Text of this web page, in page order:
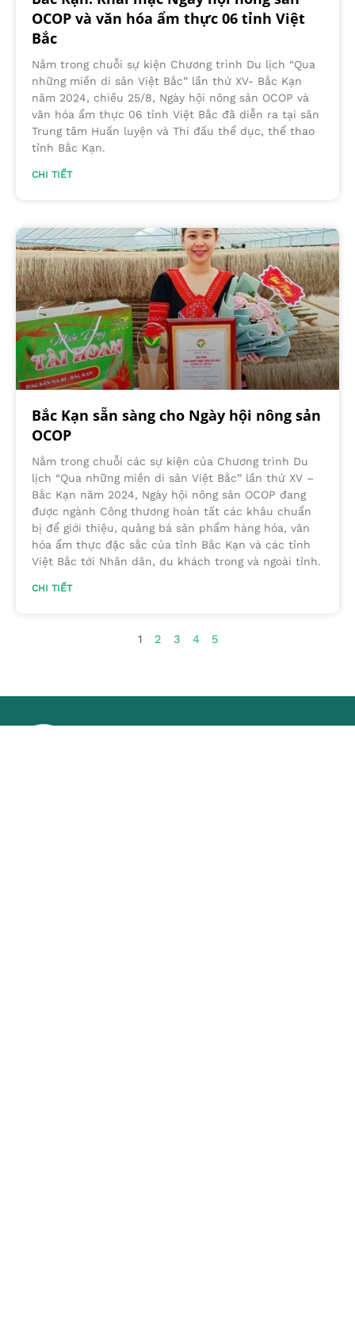
OCOP và văn hóa ẩm thực 06 tỉnh Việt
Bắc
Nằm trong chuỗi sự kiện Chương trình Du lịch “Qua
những miền di sản Việt Bắc” lần thứ XV- Bắc Kạn
năm 2024, chiều 25/8, Ngày hội nông sản OCOP và
văn hóa ẩm thực 06 tỉnh Việt Bắc đã diễn ra tại sân
Trung tâm Huấn luyện và Thi đấu thể dục, thể thao
tỉnh Bắc Kạn.
CHI TIẾT
Bắc Kạn sẵn sàng cho Ngày hội nông sản
OCOP
Nằm trong chuỗi các sự kiện của Chương trình Du
lịch “Qua những miền di sản Việt Bắc” lần thứ XV –
Bắc Kạn năm 2024, Ngày hội nông sản OCOP đang
được ngành Công thương hoàn tất các khâu chuẩn
bị để giới thiệu, quảng bá sản phẩm hàng hóa, văn
hóa ẩm thực đặc sắc của tỉnh Bắc Kạn và các tỉnh
Việt Bắc tới Nhân dân, du khách trong và ngoài tỉnh.
CHI TIẾT
1 2 3 4 5